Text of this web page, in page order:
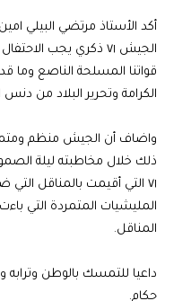
أكد الأستاذ مرتضي البيلي امين
الجيش ٧١ ذكري يجب
قواتنا المسلحة الناصع وما
الكرامة وتحرير البلاد من دنس
واضاف أن الجيش منظم
ذلك خلال مخاطبته ليلة الصمود
٧١ التي أقيمت بالمناقل التي
المليشيات المتمردة التي باءت
المناقل.
داعيا للتمسك بالوطن وترابه
حكام.